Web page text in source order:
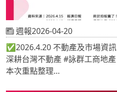
週報2026-04-20
✅2026.4.20 不動產及市場資訊
深耕台灣不動產 #詠群工商地產
本次重點整理